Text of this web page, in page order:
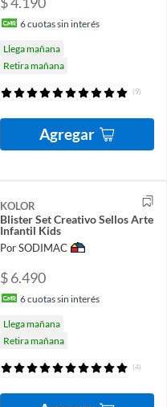
6cuotas sin interés
Llega mañana
Retira mañana
(9)
Agregar
KOLOR
Blister Set Creativo Sellos Arte
Infantil Kids
Por SODIMAC
$ 6.490
6cuotas sin interés
Llega mañana
Retira mañana
(4)